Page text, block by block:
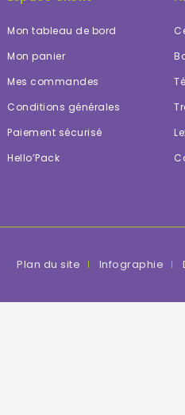
Mon tableau de bord
Mon panier
Mes commandes
Conditions générales
Paiement sécurisé
Hello’Pack
Plan du site Infographie